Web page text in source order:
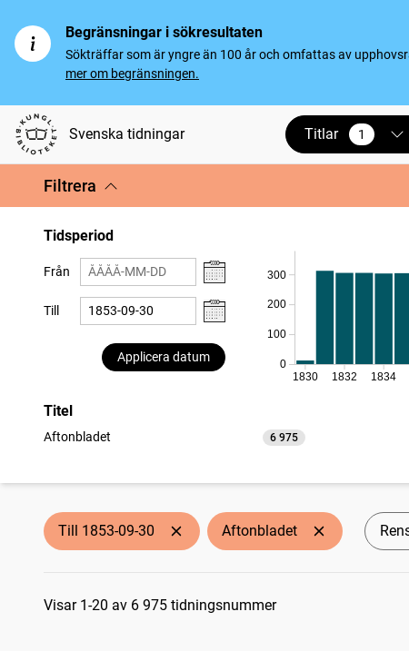
Begränsningar i sökresultaten
Sökträffar som är yngre än 100 år och omfattas av
mer om begränsningen.
Svenska tidningar Titlar 1
vald
Filtrera
Tidsperiod
Från
Till
Applicera datum
0
100
200
300
1830 1832 1834
Titel
Aftonbladet 6 975
träffar
Till 1853-09-30 Aftonbladet
Sökresultat
Visar 1-20 av 6 975 tidningsnummer